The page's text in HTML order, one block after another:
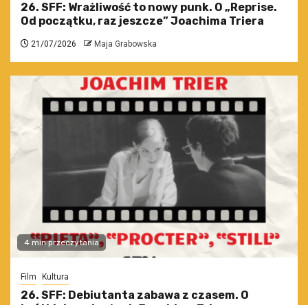
26. SFF: Wrażliwość to nowy punk. O „Reprise.
Od początku, raz jeszcze” Joachima Triera
21/07/2026 Maja Grabowska
4 min przeczytania
Film Kultura
26. SFF: Debiutanta zabawa z czasem. O